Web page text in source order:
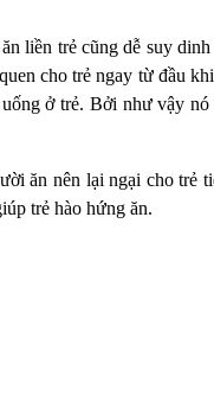
liền trẻ cũng dễ suy
cho trẻ ngay từ đầu
ở trẻ. Bởi như vậy
ăn nên lại ngại cho
trẻ hào hứng ăn.